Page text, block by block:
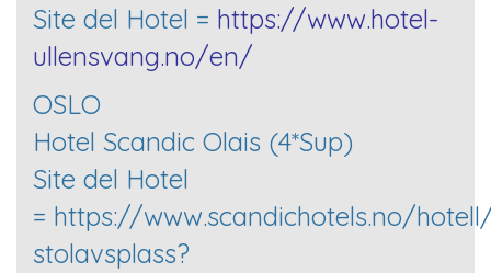
Site del Hotel = https://www.hotel-
ullensvang.no/en/
OSLO
Hotel Scandic Olais (4*Sup)
Site del Hotel
= https://www.scandichotels.no/
stolavsplass?